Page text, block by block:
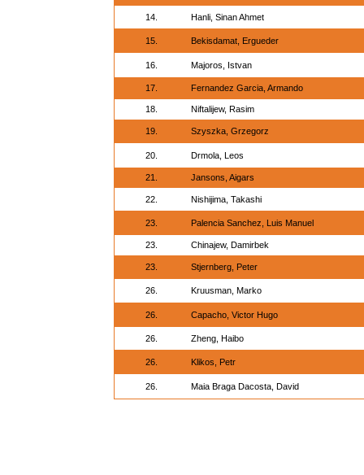
14. Hanli, Sinan Ahmet
15. Bekisdamat, Ergueder
16. Majoros, Istvan
17. Fernandez Garcia, Armando
18. Niftalijew, Rasim
19. Szyszka, Grzegorz
20. Drmola, Leos
21. Jansons, Aigars
22. Nishijima, Takashi
23. Palencia Sanchez, Luis Manuel
23. Chinajew, Damirbek
23. Stjernberg, Peter
26. Kruusman, Marko
26. Capacho, Victor Hugo
26. Zheng, Haibo
26. Klikos, Petr
26. Maia Braga Dacosta, David